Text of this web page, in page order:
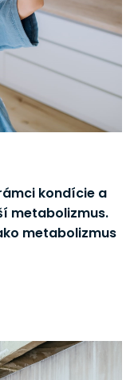
kondície a
metabolizmus.
metabolizmus